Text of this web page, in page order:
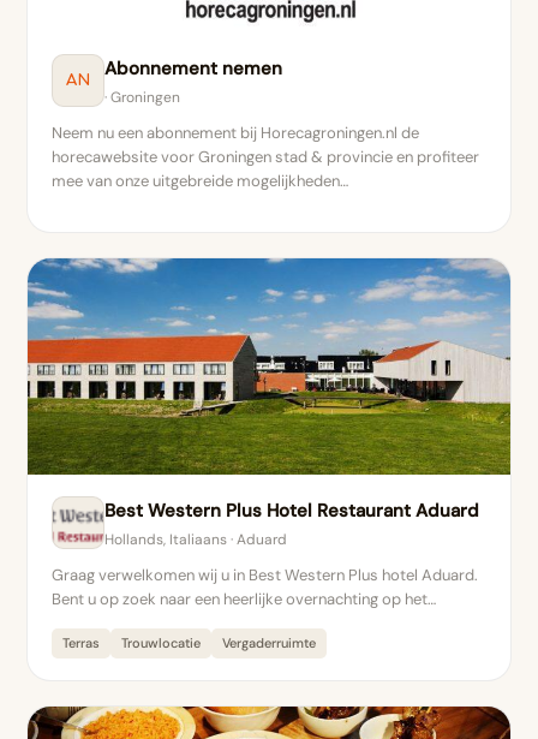
AN Abonnement nemen
· Groningen
Neem nu een abonnement bij Horecagroningen.nl de
horecawebsite voor Groningen stad & provincie en profiteer
mee van onze uitgebreide mogelijkheden…
Best Western Plus Hotel Restaurant Aduard
Hollands, Italiaans · Aduard
Graag verwelkomen wij u in Best Western Plus hotel Aduard.
Bent u op zoek naar een heerlijke overnachting op het…
Terras Trouwlocatie Vergaderruimte